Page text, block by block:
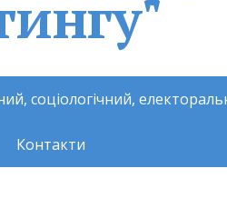
соціологічний,
Контакти